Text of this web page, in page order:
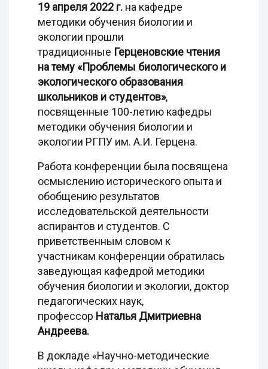
19 апреля 2022 г. на кафедре
методики обучения биологии и
экологии прошли
традиционные Герценовские чтения
на тему «Проблемы биологического и
экологического образования
школьников и студентов»,
посвященные 100-летию кафедры
методики обучения биологии и
экологии РГПУ им. А.И. Герцена.
Работа конференции была посвящена
осмыслению исторического опыта и
обобщению результатов
исследовательской деятельности
аспирантов и студентов. С
приветственным словом к
участникам конференции обратилась
заведующая кафедрой методики
обучения биологии и экологии, доктор
педагогических наук,
профессор Наталья Дмитриевна
Андреева.
В докладе «Научно-методические